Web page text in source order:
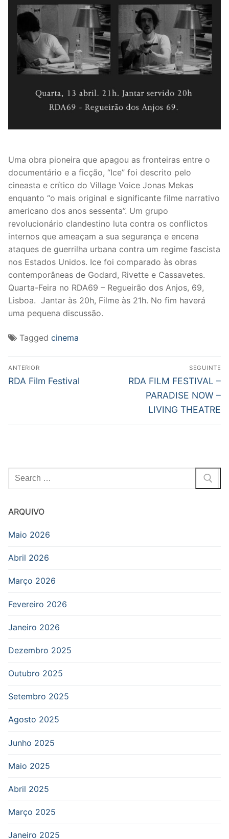
Uma obra pioneira que apagou as fronteiras entre o
documentário e a ficção, “Ice” foi descrito pelo
cineasta e crítico do Village Voice Jonas Mekas
enquanto “o mais original e significante filme narrativo
americano dos anos sessenta”. Um grupo
revolucionário clandestino luta contra os conflictos
internos que ameaçam a sua segurança e encena
ataques de guerrilha urbana contra um regime fascista
nos Estados Unidos. Ice foi comparado às obras
contemporâneas de Godard, Rivette e Cassavetes.
Quarta-Feira no RDA69 – Regueirão dos Anjos, 69,
Lisboa. Jantar às 20h, Filme às 21h. No fim haverá
uma pequena discussão.
Tagged cinema
Post
navigation
ANTERIOR
Previous
RDA Film Festival
SEGUINTE
Next
post:
RDA FILM FESTIVAL –
PARADISE NOW –
LIVING THEATRE
Pesquisar
por:
ARQUIVO
Maio 2026
Abril 2026
Março 2026
Fevereiro 2026
Janeiro 2026
Dezembro 2025
Outubro 2025
Setembro 2025
Agosto 2025
Junho 2025
Maio 2025
Abril 2025
Março 2025
Janeiro 2025